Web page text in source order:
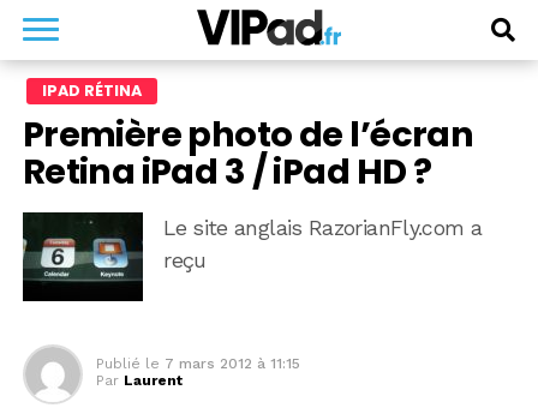
IPAD RÉTINA
Première photo de l’écran
Retina iPad 3 / iPad HD ?
Le site anglais RazorianFly.com a
reçu
Publié le 7 mars 2012 à 11:15
Par Laurent